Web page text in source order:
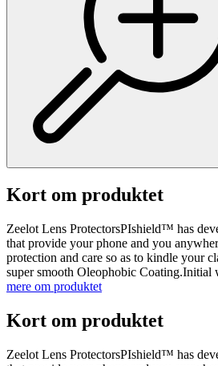
Kort om produktet
Zeelot Lens ProtectorsPIshield™ has
that provide your phone and you
protection and care so as to kindle your
super smooth Oleophobic Coating.Initial
mere om produktet
Kort om produktet
Zeelot Lens ProtectorsPIshield™ has